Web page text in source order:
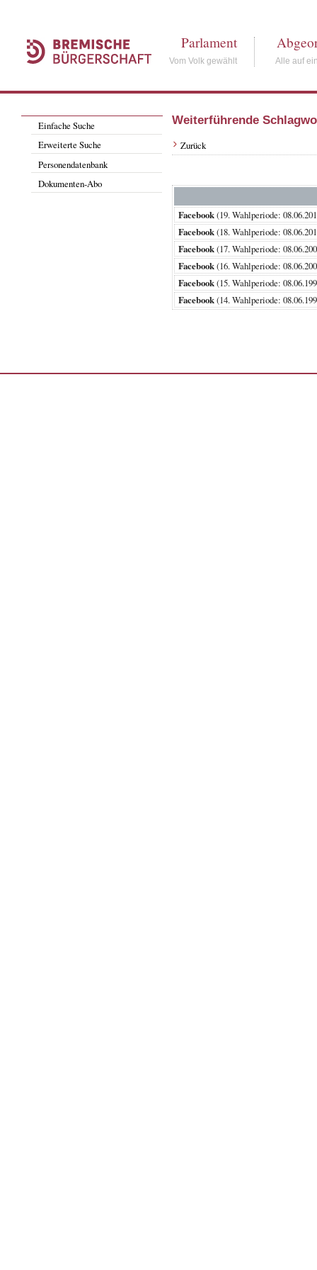
Parlament
Vom Volk gewählt Alle auf
Einfache Suche
Erweiterte Suche
Personendatenbank
Dokumenten-Abo
Weiterführende
Zurück
Facebook(19. Wahlperiode:
Facebook(18. Wahlperiode:
Facebook(17. Wahlperiode:
Facebook(16. Wahlperiode:
Facebook(15. Wahlperiode:
Facebook(14. Wahlperiode: